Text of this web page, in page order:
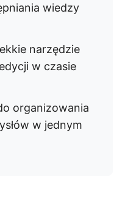
wiedzy
narzędzie
w czasie
organizowania
w jednym